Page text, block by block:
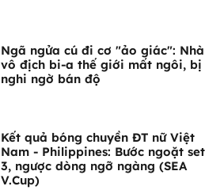
Ngã ngửa cú đi cơ "ảo giác": Nhà
vô địch bi-a thế giới mất ngôi, bị
nghi ngờ bán độ
Kết quả bóng chuyền ĐT nữ Việt
Nam - Philippines: Bước ngoặt set
3, ngược dòng ngỡ ngàng (SEA
V.Cup)